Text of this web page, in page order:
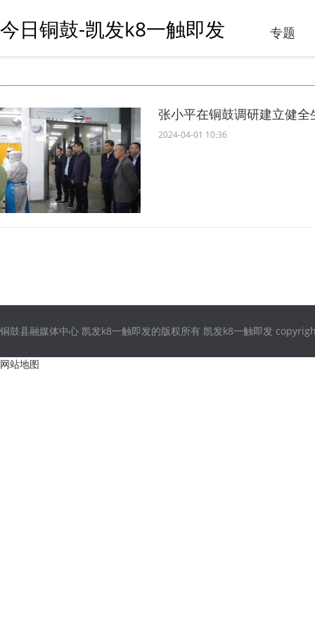
今日铜鼓-凯发k8一触即发 专题
2024-04-01 10:36
铜鼓县融媒体中心 凯发k8一触即发的版权所有 凯发k8一触即发
网站地图